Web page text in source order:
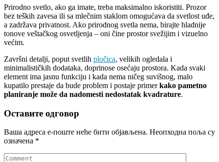
Prirodno svetlo, ako ga imate, treba maksimalno iskoristiti. Prozor
bez teških zavesa ili sa mlečnim staklom omogućava da svetlost uđe,
a zadržava privatnost. Ako prirodnog svetla nema, birajte hladnije
tonove veštačkog osvetljenja – oni čine prostor svežijim i vizuelno
većim.
Završni detalji, poput svetlih pločica, velikih ogledala i
minimalističkih dodataka, doprinose osećaju prostora. Kada svaki
element ima jasnu funkciju i kada nema ničeg suvišnog, malo
kupatilo prestaje da bude problem i postaje primerkako pametno
planiranje može da nadomesti nedostatak kvadrature.
Оставите одговор
Ваша адреса е-поште неће бити објављена. Неопходна поља су
означена *
Comment